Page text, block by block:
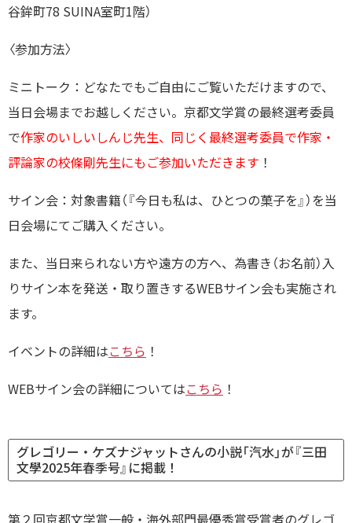
谷鉾町78 SUINA室町1階）
〈参加方法〉
ミニトーク：どなたでもご自由にご覧いただけますので、
当日会場までお越しください。京都文学賞の最終選考委員
で作家のいしいしんじ先生、同じく最終選考委員で作家・
評論家の校條剛先生にもご参加いただきます ！
サイン会：対象書籍（『今日も私は、ひとつの菓子を』）を当
日会場にてご購入ください。
また、当日来られない方や遠方の方へ、為書き（お名前）入
りサイン本を発送・取り置きするWEBサイン会も実施され
ます。
イベントの詳細はこちら ！
WEBサイン会の詳細についてはこちら ！
グレゴリー・ケズナジャットさんの小説「汽水」が『三田
文學2025年春季号』に掲載！
第２回京都文学賞一般・海外部門最優秀賞受賞者のグレゴ